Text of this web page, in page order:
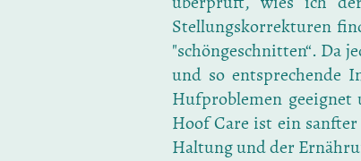
Stellungskorrekturen
"schöngeschnitten“. Da
und so entsprechende
Hufproblemen
Hoof Care ist ein
Haltung und der